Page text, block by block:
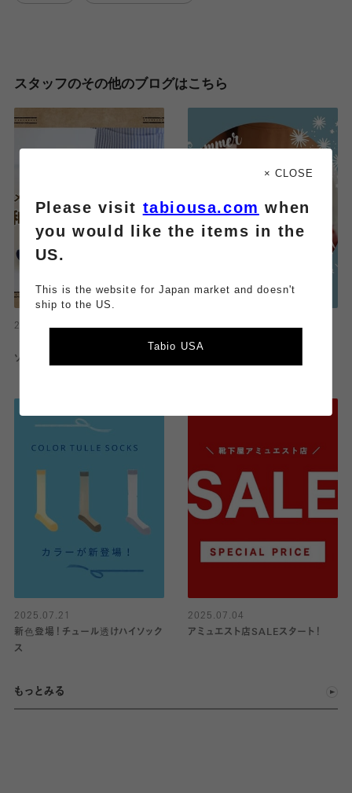
スタッフのその他のブログはこちら
2025.07.23
《メンズ》総メッシュ 和紙カバー
ソックスのご紹介
2025.07.22
ラメチュールレギンスで快適な夏
2025.07.21
新色登場！チュール透けハイソック
ス
2025.07.04
アミュエスト店SALEスタート！
もっとみる
× CLOSE
Please visit tabiousa.com when
you would like the items in the
US.
This is the website for Japan market and doesn't
ship to the US.
Tabio USA